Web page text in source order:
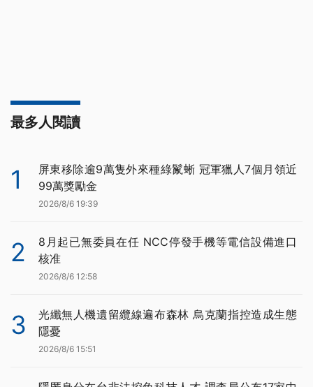
最多人閱讀
1
屏東移除逾9萬隻外來種綠鬣蜥 冠軍獵人7個月領近
99萬獎勵金
2026/8/6 19:39
2
8月起已無委員在任 NCC停發手機等電信設備進口
核准
2026/8/6 12:58
3
光纖無人機遺留纜線遍布森林 烏克蘭指控造成生態
隱憂
2026/8/6 15:51